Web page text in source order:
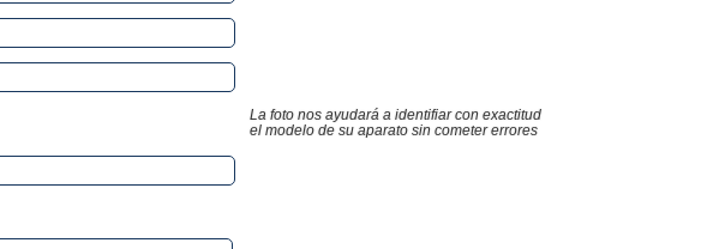
La foto nos ayudará a identifiar con exactitud
el modelo de su aparato sin cometer errores